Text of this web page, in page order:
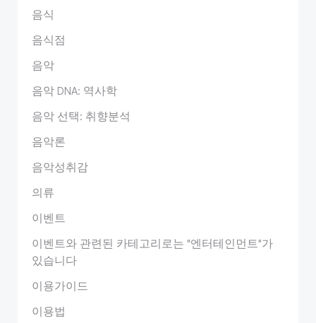
음식
음식점
음악
음악 DNA: 역사학
음악 선택: 취향분석
음악론
음악성취감
의류
이벤트
이벤트와 관련된 카테고리로는 "엔터테인먼트"가
있습니다
이용가이드
이용법